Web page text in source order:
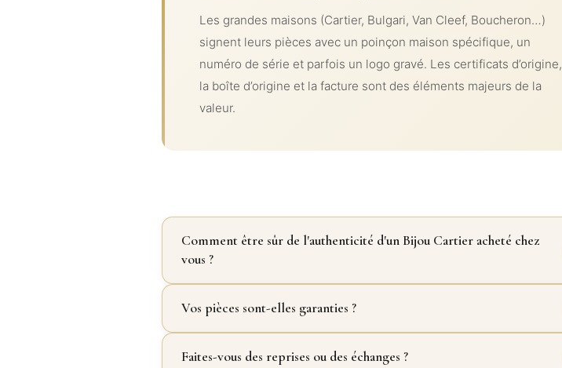
Les grandes maisons (Cartier, Bulgari, Van Cleef, Boucheron…)
signent leurs pièces avec un poinçon maison spécifique, un
numéro de série et parfois un logo gravé. Les certificats d’origine,
la boîte d’origine et la facture sont des éléments majeurs de la
valeur.
Comment être sûr de l'authenticité d'un Bijou Cartier acheté chez
vous ?
Vos pièces sont-elles garanties ?
Faites-vous des reprises ou des échanges ?